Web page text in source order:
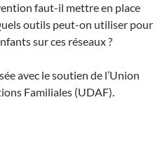
faut-il mettre en place
outils peut-on utiliser pour
sur ces réseaux ?
avec le soutien de l’Union
Familiales (UDAF).